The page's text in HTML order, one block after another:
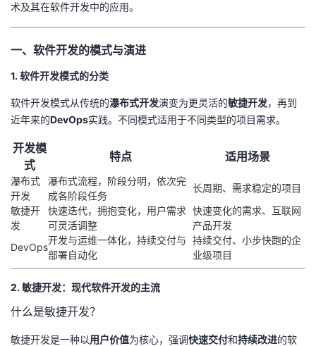
的
客
我
论
坛
的
圈
子
我
的
直
我
的
我
注
我
开
的
我
术及其在软件开发中的应用。
一、软件开发的模式与演进
1. 软件开发模式的分类
软件开发模式从传统的瀑布式开发演变为更灵活的敏捷开发，再到
近年来的DevOps实践。不同模式适用于不同类型的项目需求。
开发模
式
特点 适用场景
瀑布式
开发
瀑布式流程，阶段分明，依次完
成各阶段任务
长周期、需求稳定的项目
敏捷开
发
快速迭代，拥抱变化，用户需求
可灵活调整
快速变化的需求、互联网
产品开发
DevOps
开发与运维一体化，持续交付与
部署自动化
持续交付、小步快跑的企
业级项目
2. 敏捷开发：现代软件开发的主流
什么是敏捷开发？
敏捷开发是一种以用户价值为核心，强调快速交付和持续改进的软